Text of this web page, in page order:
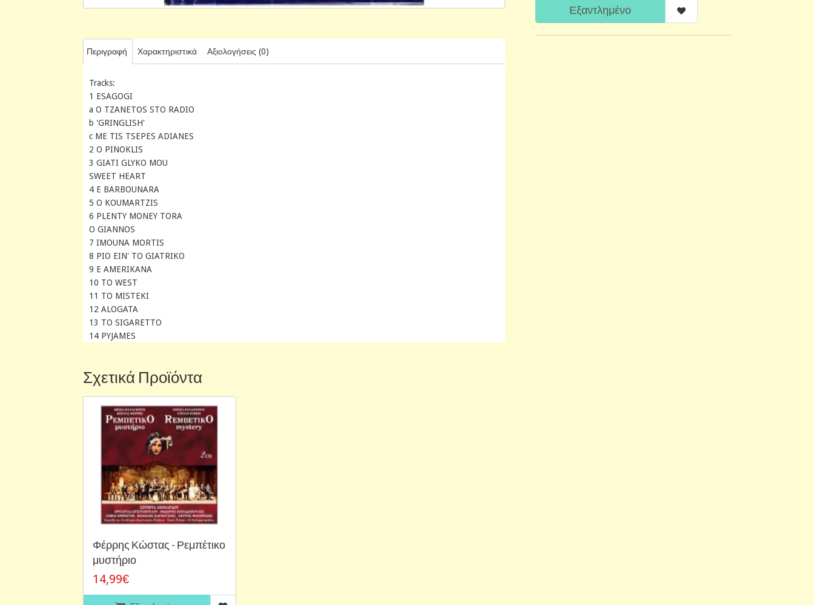
Περιγραφή Χαρακτηριστικά Αξιολογήσεις (0)
Tracks:
1 ESAGOGI
a O TZANETOS STO RADIO
b 'GRINGLISH'
c ME TIS TSEPES ADIANES
2 O PINOKLIS
3 GIATI GLYKO MOU
SWEET HEART
4 E BARBOUNARA
5 O KOUMARTZIS
6 PLENTY MONEY TORA
O GIANNOS
7 IMOUNA MORTIS
8 PIO EIN' TO GIATRIKO
9 E AMERIKANA
10 TO WEST
11 TO MISTEKI
12 ALOGATA
13 TO SIGARETTO
14 PYJAMES
Εξαντλημένο
Σχετικά Προϊόντα
Φέρρης Κώστας - Ρεμπέτικο
μυστήριο
14,99€